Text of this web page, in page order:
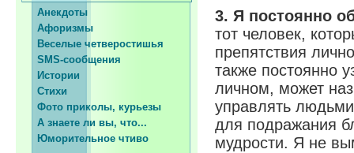
Анекдоты
Афоризмы
Веселые четверостишья
SMS-сообщения
Истории
Стихи
Фото приколы, курьезы
А знаете ли вы, что...
Юморительное чтиво
3. Я постоянно
тот человек,
препятствия
также постоянно
личном, может
управлять
для подражания
мудрости. Я не